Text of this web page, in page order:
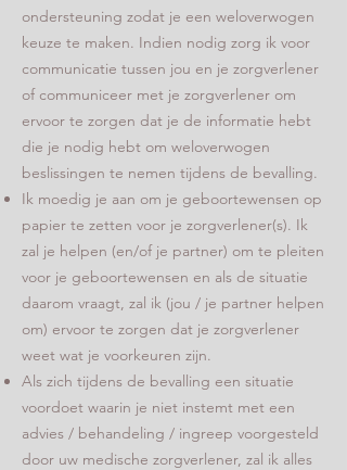
ondersteuning zodat je een weloverwogen
keuze te maken. Indien nodig zorg ik voor
communicatie tussen jou en je zorgverlener
of communiceer met je zorgverlener om
ervoor te zorgen dat je de informatie hebt
die je nodig hebt om weloverwogen
beslissingen te nemen tijdens de bevalling.
Ik moedig je aan om je geboortewensen op
papier te zetten voor je zorgverlener(s). Ik
zal je helpen (en/of je partner) om te pleiten
voor je geboortewensen en als de situatie
daarom vraagt, zal ik (jou / je partner helpen
om) ervoor te zorgen dat je zorgverlener
weet wat je voorkeuren zijn.
Als zich tijdens de bevalling een situatie
voordoet waarin je niet instemt met een
advies / behandeling / ingreep voorgesteld
door uw medische zorgverlener, zal ik alles